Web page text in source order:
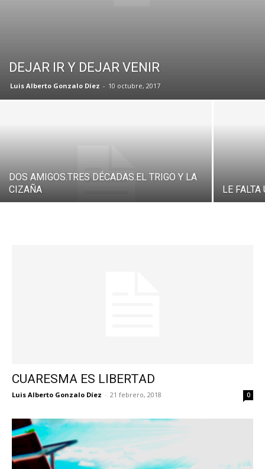
DEJAR IR Y DEJAR VENIR
Luis Alberto Gonzalo Díez - 10 octubre, 2017
DOS AMIGOS.TRES DÉCADAS.EL TRIGO Y LA
CIZAÑA
LE
CUARESMA ES LIBERTAD
Luis Alberto Gonzalo Díez - 21 febrero, 2018 0